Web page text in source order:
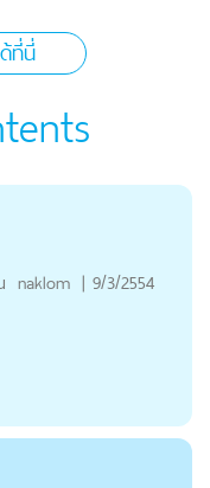
ที่นี่
naklom | 9/3/2554